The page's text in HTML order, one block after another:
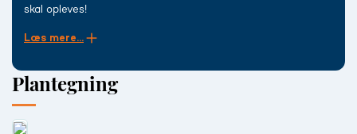
skal opleves!
Læs mere...
Plantegning